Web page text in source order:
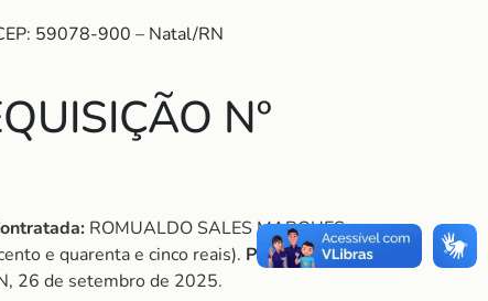
59078-900 – Natal/RN
Nº
ROMUALDO SALES MARQUES.
e quarenta e cinco reais). Projeto:
26 de setembro de 2025.